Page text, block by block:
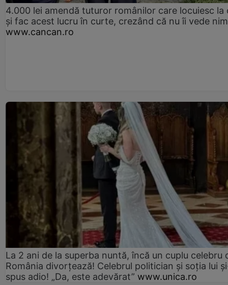
4.000 lei amendă tuturor românilor care locuiesc la
și fac acest lucru în curte, crezând că nu îi vede
www.cancan.ro
La 2 ani de la superba nuntă, încă un cuplu celebru
România divorțează! Celebrul politician și soția lui
spus adio! „Da, este adevărat” www.unica.ro